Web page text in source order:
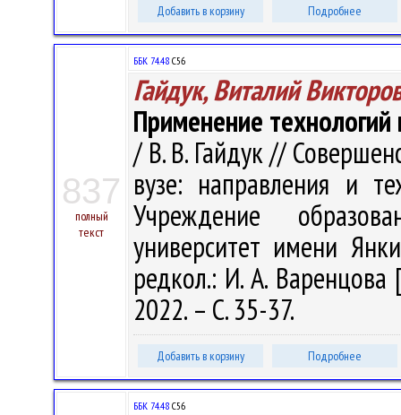
Добавить в корзину Подробнее
837
полный
текст
ББК 74.48 С56
Гайдук, Виталий
Применение
/ В. В. Гайдук //
вузе: направления и
Учреждение
университет имени
редкол.: И. А.
2022. – С. 35-37.
Добавить в корзину Подробнее
ББК 74.48 С56